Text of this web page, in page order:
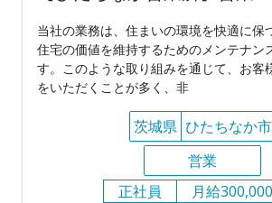
当社の業務は、住まいの環境を快適に保
住宅の価値を維持するためのメンテナン
す。このような取り組みを通じて、お客
をいただくことが多く、非
茨城県 ひたちなか市
営業
正社員
月給